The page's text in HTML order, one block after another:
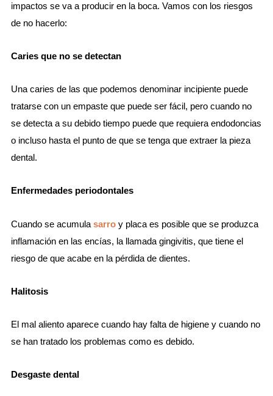
impactos se va a producir en la boca. Vamos con los riesgos
de no hacerlo:
Caries que no se detectan
Una caries de las que podemos denominar incipiente puede
tratarse con un empaste que puede ser fácil, pero cuando no
se detecta a su debido tiempo puede que requiera endodoncias
o incluso hasta el punto de que se tenga que extraer la pieza
dental.
Enfermedades periodontales
Cuando se acumula sarroy placa es posible que se produzca
inflamación en las encías, la llamada gingivitis, que tiene el
riesgo de que acabe en la pérdida de dientes.
Halitosis
El mal aliento aparece cuando hay falta de higiene y cuando no
se han tratado los problemas como es debido.
Desgaste dental